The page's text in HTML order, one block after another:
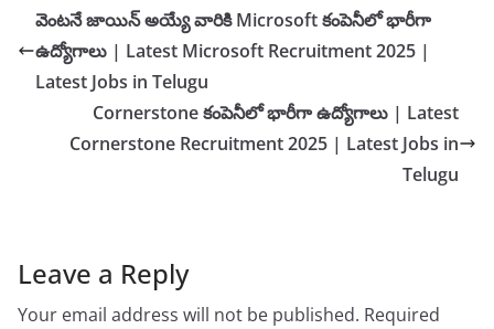
వెంటనే జాయిన్ అయ్యే వారికి Microsoft కంపెనీలో భారీగా
ఉద్యోగాలు | Latest Microsoft Recruitment 2025 |
Latest Jobs in Telugu
Cornerstone కంపెనీలో భారీగా ఉద్యోగాలు | Latest
Cornerstone Recruitment 2025 | Latest Jobs in
Telugu
Leave a Reply
Your email address will not be published. Required